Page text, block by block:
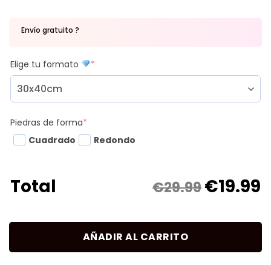
Envío gratuito ?
Elige tu formato *
Piedras de forma*
Cuadrado
Redondo
Total €29.99€19.99
AÑADIR AL CARRITO